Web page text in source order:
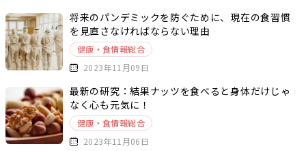
将来のパンデミックを防ぐために、現在の食習慣
を見直さなければならない理由
健康・食情報総合
2023年11月09日
最新の研究：結果ナッツを食べると身体だけじゃ
なく心も元気に！
健康・食情報総合
2023年11月06日